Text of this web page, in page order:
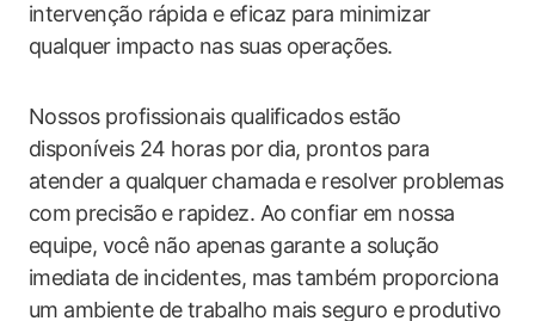
intervenção‍ rápida e eficaz para ⁤minimizar
qualquer impacto nas suas operações.
Nossos profissionais qualificados estão
‌disponíveis 24 horas por⁣ dia, prontos para
atender a ​qualquer ⁢chamada ⁢e resolver problemas
com ⁣precisão e rapidez. Ao⁢ confiar em nossa⁢
equipe, você não apenas garante a solução
imediata⁣ de incidentes, mas também proporciona
um ambiente de trabalho mais seguro e produtivo